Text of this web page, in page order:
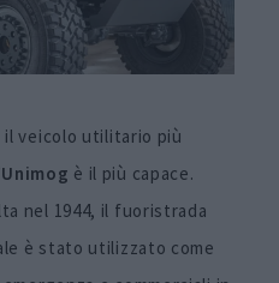
il veicolo utilitario più
Unimog è il più capace.
nel 1944, il fuoristrada
è stato utilizzato come